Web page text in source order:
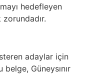
hedefleyen
zorundadır.
adaylar için
Güneysınır